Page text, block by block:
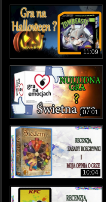
11:09
07:01
10:04